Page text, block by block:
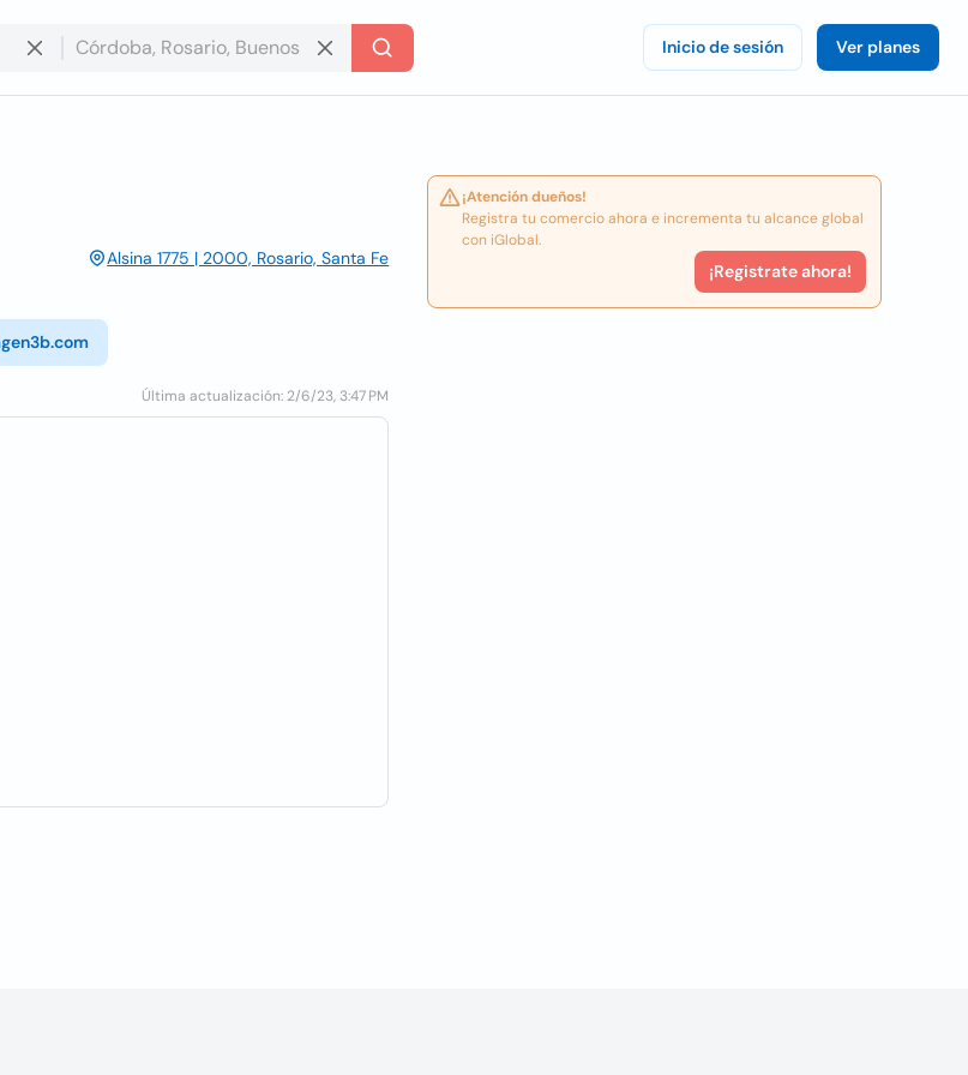
Inicio de sesión Ver planes
Alsina 1775 | 2000, Rosario, Santa Fe
Última actualización: 2/6/23, 3:47 PM
¡Atención dueños!
Registra tu comercio ahora e incrementa tu alcance global
con iGlobal.
¡Registrate ahora!